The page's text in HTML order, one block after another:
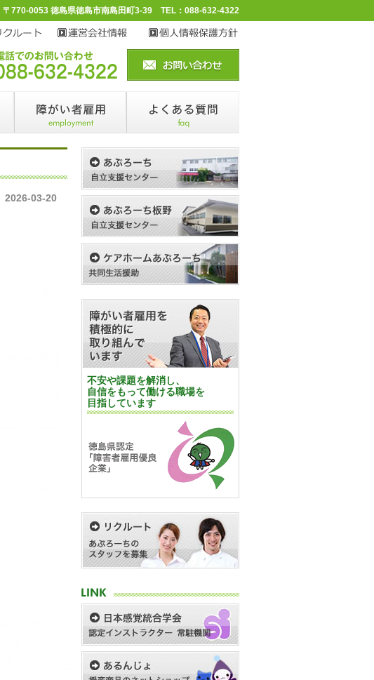
〒770-0053 徳島県徳島市南島田町3-39 TEL：088-632-4322
2026-03-20
不安や課題を解消し、
自信をもって働ける職場を
目指しています